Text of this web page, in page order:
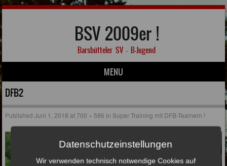
BSV 2009er !
Barsbütteler SV – B-Jugend
MENU
Skip to content
DFB2
PublishedJuni 1, 2018 at700 × 586 in Super Training mit DFB-Teamern !
Datenschutzeinstellungen
Wir verwenden technisch notwendige Cookies auf